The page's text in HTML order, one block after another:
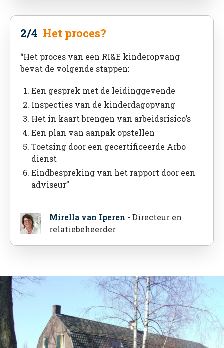
2/4 Het proces?
“Het proces van een RI&E kinderopvang
bevat de volgende stappen:
Een gesprek met de leidinggevende
Inspecties van de kinderdagopvang
Het in kaart brengen van arbeidsrisico’s
Een plan van aanpak opstellen
Toetsing door een gecertificeerde Arbo
dienst
Eindbespreking van het rapport door een
adviseur”
Mirella van Iperen - Directeur en
relatiebeheerder